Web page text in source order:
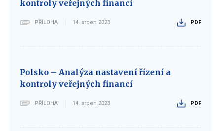
kontroly veřejných financí
PŘÍLOHA 14. srpen 2023 PDF
Polsko – Analýza nastavení řízení a
kontroly veřejných financí
PŘÍLOHA 14. srpen 2023 PDF